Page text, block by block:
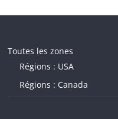
Toutes les zones
Régions : USA
Régions : Canada